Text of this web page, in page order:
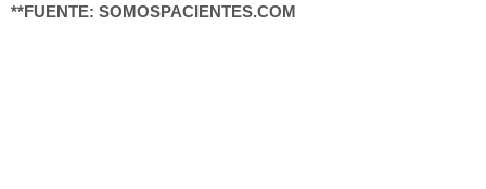
**FUENTE: SOMOSPACIENTES.COM